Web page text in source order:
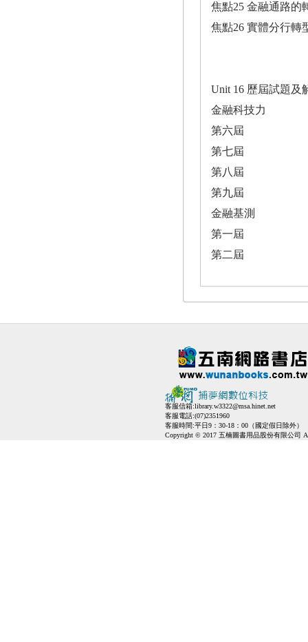
焦點25 金融通路的
焦點26 實體分行轉
Unit 16 歷屆試題及
金融科技力
第六屆
第七屆
第八屆
第九屆
金融基測
第一屆
第二屆
客服信箱:library.w3322@msa.hinet.net
客服電話:(07)2351960
客服時間:平日9：30-18：00（國定假日除外）
Copyright © 2017 五楠圖書用品股份有限公司